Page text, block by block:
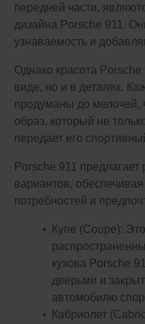
передней части,
дизайна Porsche 911.
узнаваемость и
Однако красота
виде, но и в деталях.
продуманы до мелочей,
образ, который не
передает его
Porsche 911
вариантов,
потребностей и
Купе (Coupe):
кузова Porsche
дверьми и
автомобилю
Кабриолет